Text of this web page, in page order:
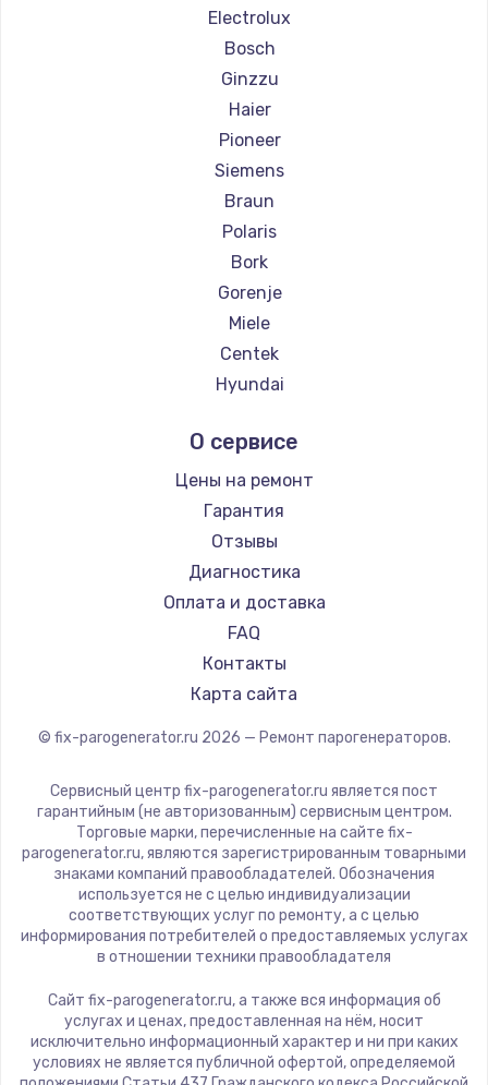
Ремонт парогенераторов Vivitek
Ремонт парогенераторов RED solution
Electrolux
Bosch
Ginzzu
Haier
Pioneer
Siemens
Braun
Polaris
Bork
Gorenje
Miele
Centek
Hyundai
DELTA
Silter
Chayka
Beko
Vivitek
RED solution
О сервисе
Цены на ремонт
Гарантия
Отзывы
Диагностика
Оплата и доставка
FAQ
Контакты
Карта сайта
© fix-parogenerator.ru 2026 — Ремонт парогенераторов.
Сервисный центр fix-parogenerator.ru является пост
гарантийным (не авторизованным) сервисным центром.
Торговые марки, перечисленные на сайте fix-
parogenerator.ru, являются зарегистрированным товарными
знаками компаний правообладателей. Обозначения
используется не с целью индивидуализации
соответствующих услуг по ремонту, а с целью
информирования потребителей о предоставляемых услугах
в отношении техники правообладателя
Сайт fix-parogenerator.ru, а также вся информация об
услугах и ценах, предоставленная на нём, носит
исключительно информационный характер и ни при каких
условиях не является публичной офертой, определяемой